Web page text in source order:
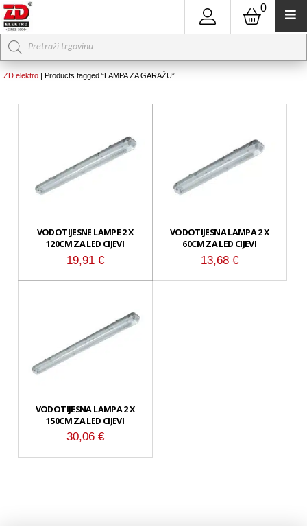
0
Products
search
ZD elektro | Products tagged “LAMPA ZA GARAŽU”
VODOTIJESNE LAMPE 2 X
120CM ZA LED CIJEVI
19,91 €
VODOTIJESNA LAMPA 2 X
60CM ZA LED CIJEVI
13,68€
VODOTIJESNA LAMPA 2 X
150CM ZA LED CIJEVI
30,06 €